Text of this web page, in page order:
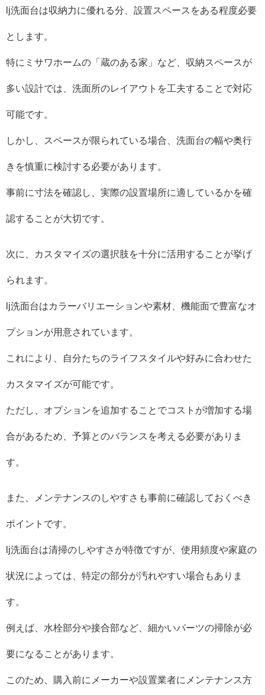
lj洗面台は収納力に優れる分、設置スペースをある程度必要
とします。
特にミサワホームの「蔵のある家」など、収納スペースが
多い設計では、洗面所のレイアウトを工夫することで対応
可能です。
しかし、スペースが限られている場合、洗面台の幅や奥行
きを慎重に検討する必要があります。
事前に寸法を確認し、実際の設置場所に適しているかを確
認することが大切です。
次に、カスタマイズの選択肢を十分に活用することが挙げ
られます。
lj洗面台はカラーバリエーションや素材、機能面で豊富なオ
プションが用意されています。
これにより、自分たちのライフスタイルや好みに合わせた
カスタマイズが可能です。
ただし、オプションを追加することでコストが増加する場
合があるため、予算とのバランスを考える必要がありま
す。
また、メンテナンスのしやすさも事前に確認しておくべき
ポイントです。
lj洗面台は清掃のしやすさが特徴ですが、使用頻度や家庭の
状況によっては、特定の部分が汚れやすい場合もありま
す。
例えば、水栓部分や接合部など、細かいパーツの掃除が必
要になることがあります。
このため、購入前にメーカーや設置業者にメンテナンス方